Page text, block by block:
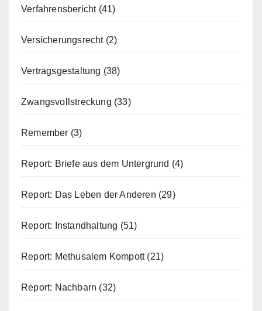
Verfahrensbericht(41)
Versicherungsrecht(2)
Vertragsgestaltung (38)
Zwangsvollstreckung (33)
Remember (3)
Report: Briefe aus dem Untergrund (4)
Report: Das Leben der Anderen (29)
Report: Instandhaltung (51)
Report: Methusalem Kompott(21)
Report: Nachbarn (32)